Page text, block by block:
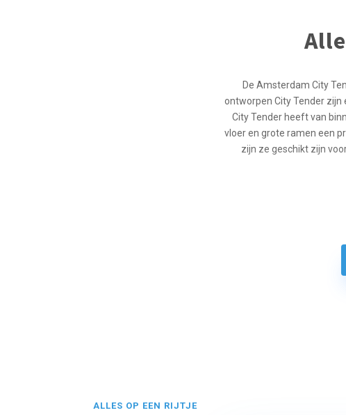
De Amsterdam City
ontworpen City Tender zijn
City Tender heeft van
vloer en grote ramen een
zijn ze geschikt zijn
ALLES OP EEN RIJTJE